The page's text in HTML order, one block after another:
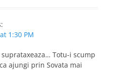
1:30 PM
suprataxeaza… Totu-i scump
ajungi prin Sovata mai